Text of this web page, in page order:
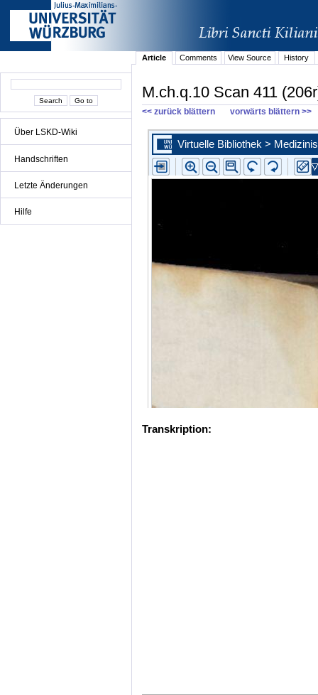
Über LSKD-Wiki
Handschriften
Letzte Änderungen
Hilfe
Article Comments View Source History
M.ch.q.10 Scan 411
<< zurück blättern vorwärts blättern >>
Transkription: